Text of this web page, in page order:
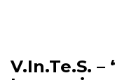
10/07/2023
V.In.Te.S.